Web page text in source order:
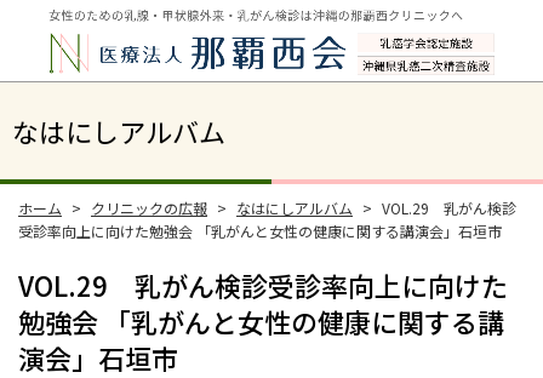
なはにしアルバム
ホーム クリニックの広報 なはにしアルバム
VOL.29 乳がん検診
受診率向上に向けた勉強会 「乳がんと女性の健康に関する講演会」石垣市
VOL.29 乳がん検診受診率向上に向けた
勉強会 「乳がんと女性の健康に関する講
演会」石垣市